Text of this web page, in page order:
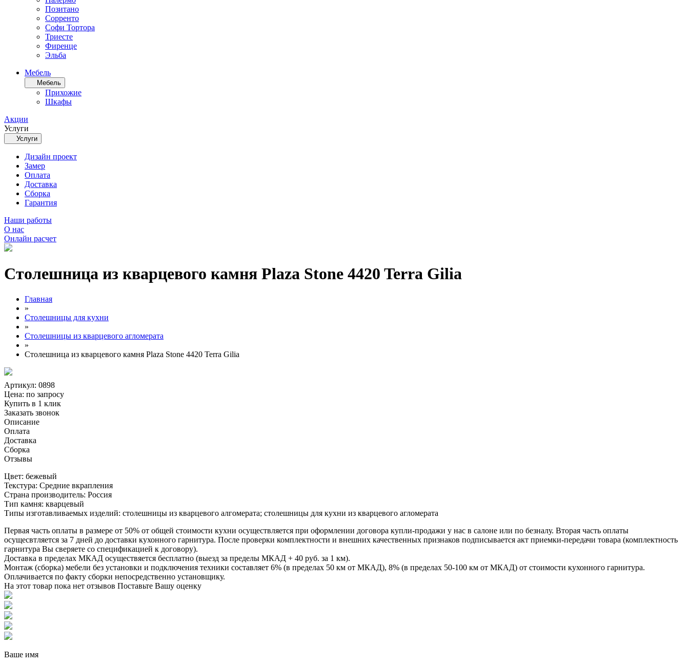
Позитано
Сорренто
Софи Тортора
Триесте
Фиренце
Эльба
Мебель
Мебель
Прихожие
Шкафы
Акции
Услуги
Услуги
Дизайн проект
Замер
Оплата
Доставка
Сборка
Гарантия
Наши работы
О нас
Онлайн расчет
Столешница из кварцевого камня Plaza Stone 4420 Terra Gilia
Главная
»
Столешницы для кухни
»
Столешницы из кварцевого агломерата
»
Столешница из кварцевого камня Plaza Stone 4420 Terra Gilia
Артикул: 0898
Цена: по запросу
Купить в 1 клик
Заказать звонок
Описание
Оплата
Доставка
Сборка
Отзывы
Цвет: бежевый
Текстура: Средние вкрапления
Страна производитель: Россия
Тип камня: кварцевый
Типы изготавливаемых изделий: столешницы из кварцевого алгомерата; столешницы для кухни из кварцевого агломерата
Первая часть оплаты в размере от 50% от общей стоимости кухни осуществляется при оформлении договора купли-продажи у нас в салоне или по безналу. Вторая часть оплаты
осущесвтляется за 7 дней до доставки кухонного гарнитура. После проверки комплектности и внешних качественных признаков подписывается акт приемки-передачи товара (комплектность
гарнитура Вы сверяете со спецификацией к договору).
Доставка в пределах МКАД осуществяется бесплатно (выезд за пределы МКАД + 40 руб. за 1 км).
Монтаж (сборка) мебели без установки и подключения техники составляет 6% (в пределах 50 км от МКАД), 8% (в пределах 50-100 км от МКАД) от стоимости кухонного гарнитура.
Оплачивается по факту сборки непосредственно установщику.
На этот товар пока нет отзывов Поставьте Вашу оценку
Ваше имя